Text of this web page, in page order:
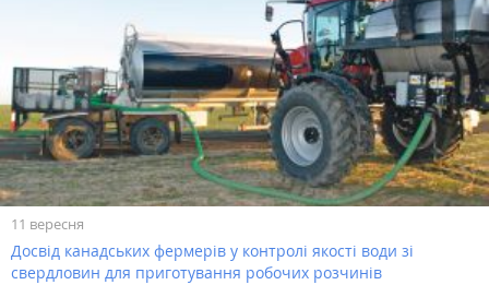
11 вересня
Досвід канадських фермерів у контролі якості води зі
свердловин для приготування робочих розчинів